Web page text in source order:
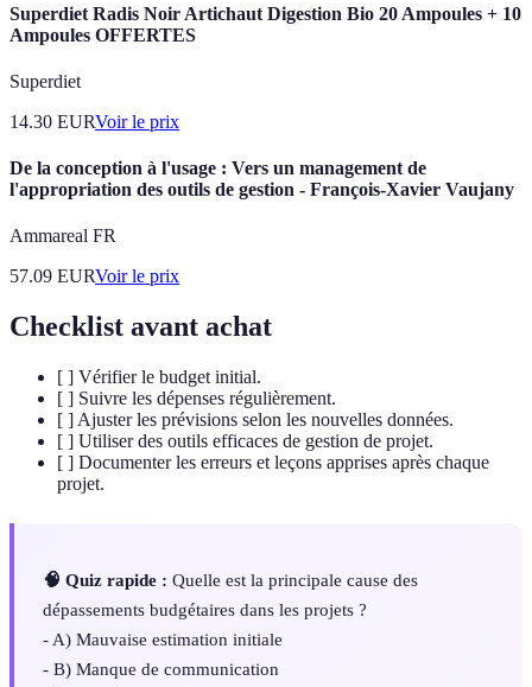
Superdiet Radis Noir Artichaut Digestion Bio 20 Ampoules + 10
Ampoules OFFERTES
Superdiet
14.30 EURVoir le prix
De la conception à l'usage : Vers un management de
l'appropriation des outils de gestion - François-Xavier Vaujany
Ammareal FR
57.09 EURVoir le prix
Checklist avant achat
[ ] Vérifier le budget initial.
[ ] Suivre les dépenses régulièrement.
[ ] Ajuster les prévisions selon les nouvelles données.
[ ] Utiliser des outils efficaces de gestion de projet.
[ ] Documenter les erreurs et leçons apprises après chaque
projet.
🧠 Quiz rapide : Quelle est la principale cause des
dépassements budgétaires dans les projets ?
- A) Mauvaise estimation initiale
- B) Manque de communication